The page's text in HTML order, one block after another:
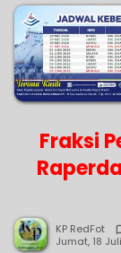
Fraksi
KP RedFot
Jumat, 18